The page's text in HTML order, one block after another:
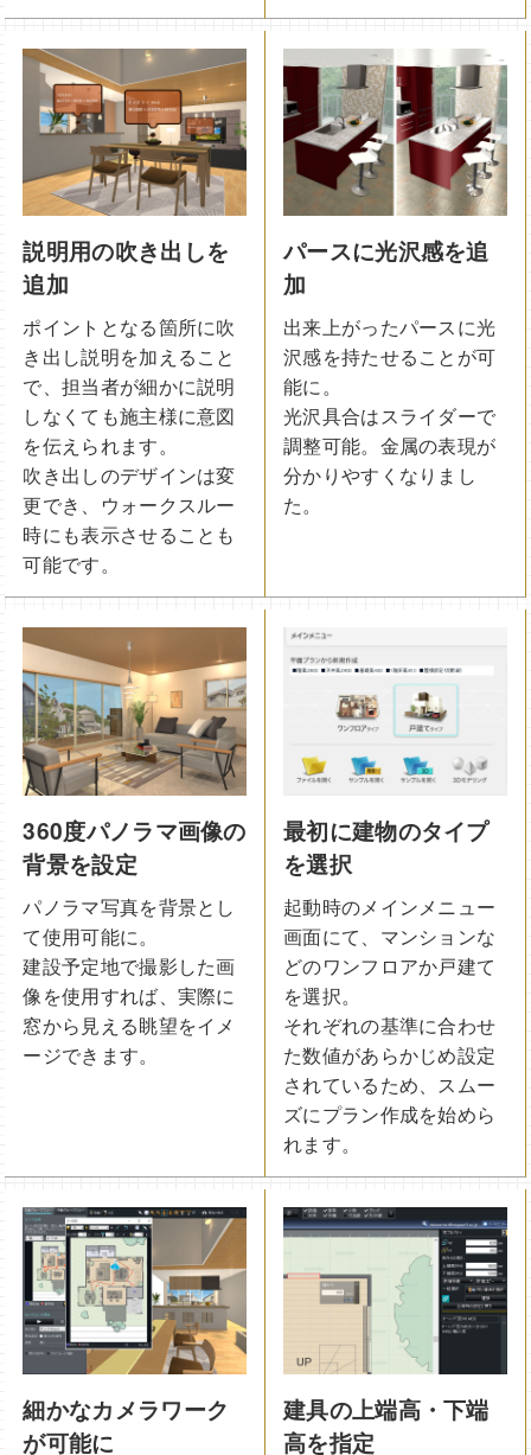
説明用の吹き出しを
追加
ポイントとなる箇所に吹
き出し説明を加えること
で、担当者が細かに説明
しなくても施主様に意図
を伝えられます。
吹き出しのデザインは変
更でき、ウォークスルー
時にも表示させることも
可能です。
パースに光沢感を追
加
出来上がったパースに光
沢感を持たせることが可
能に。
光沢具合はスライダーで
調整可能。金属の表現が
分かりやすくなりまし
た。
360度パノラマ画像の
背景を設定
パノラマ写真を背景とし
て使用可能に。
建設予定地で撮影した画
像を使用すれば、実際に
窓から見える眺望をイメ
ージできます。
最初に建物のタイプ
を選択
起動時のメインメニュー
画面にて、マンションな
どのワンフロアか戸建て
を選択。
それぞれの基準に合わせ
た数値があらかじめ設定
されているため、スムー
ズにプラン作成を始めら
れます。
細かなカメラワーク
が可能に
建具の上端高・下端
高を指定